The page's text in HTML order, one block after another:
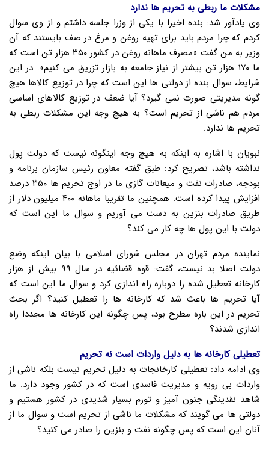
مشکلات ما ربطی به تحریم ها ندارد
وی یادآور شد: بنده اخیرا با یکی از وزرا جلسه داشتم و از وی سوال
کردم که چرا مردم باید برای تهیه روغن و مرغ در صف بایستند که آن
وزیر به من گفت «مصرف ماهانه روغن در کشور ۳۵۰ هزار تن است که
ما ۱۷۰ هزار تن بیشتر از نیاز جامعه به بازار تزریق می کنیم». در این
شرایط، سوال بنده از دولتی ها این است که چرا در توزیع کالاها هیچ
گونه مدیریتی صورت نمی گیرد؟ آیا ضعف در توزیع کالاهای اساسی
مردم هم ناشی از تحریم است؟ به هیچ وجه این مشکلات ربطی به
تحریم ها ندارد.
نبویان با اشاره به اینکه به هیچ وجه اینگونه نیست که دولت پول
نداشته باشد، تصریح کرد: طبق گفته معاون رئیس سازمان برنامه و
بودجه، صادرات نفت و میعانات گازی ما در اوج تحریم ها ۳۵۰ درصد
افزایش پیدا کرده است. همچنین ما تقریبا ماهانه ۴۰۰ میلیون دلار از
طریق صادرات بنزین به دست می آوریم و سوال ما این است که
دولت با این پول ها چه کار می کند؟
نماینده مردم تهران در مجلس شورای اسلامی با بیان اینکه وضع
دولت اصلا بد نیست، گفت: قوه قضائیه در سال ۹۹ بیش از هزار
کارخانه تعطیل شده را دوباره راه اندازی کرد و سوال ما این است که
آیا تحریم ها باعث شد که کارخانه ها را تعطیل کنید؟ اگر بحث
تحریم در این باره مطرح بود، پس چگونه این کارخانه ها مجددا راه
اندازی شدند؟
تعطیلی کارخانه ها به دلیل واردات است نه تحریم
وی ادامه داد: تعطیلی کارخانجات به دلیل تحریم نیست بلکه ناشی از
واردات بی رویه و مدیریت فاسدی است که در کشور وجود دارد. ما
شاهد نقدینگی جنون آمیز و تورم بسیار شدیدی در کشور هستیم و
دولتی ها می گویند که مشکلات ما ناشی از تحریم است و سوال ما از
آنان این است که پس چگونه نفت و بنزین را صادر می کنید؟